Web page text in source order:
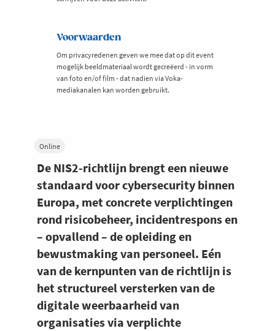
Online
De NIS2-richtlijn brengt een nieuwe
standaard voor cybersecurity binnen
Europa, met concrete verplichtingen
rond risicobeheer, incidentrespons en
– opvallend – de opleiding en
bewustmaking van personeel. Eén
van de kernpunten van de richtlijn is
het structureel versterken van de
digitale weerbaarheid van
organisaties via verplichte
Voorwaarden
Om privacyredenen geven we mee dat op dit event
mogelijk beeldmateriaal wordt gecreëerd - in vorm
van foto en/of film - dat nadien via Voka-
mediakanalen kan worden gebruikt.